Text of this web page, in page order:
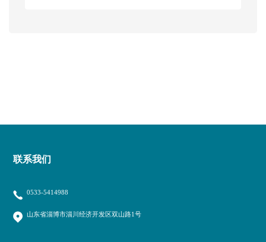
联系我们
0533-5414988
山东省淄博市淄川经济开发区双山路1号